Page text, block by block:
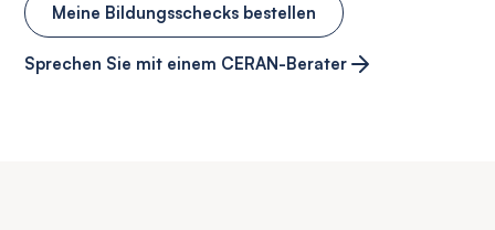
Meine Bildungsschecks bestellen
Sprechen Sie mit einem CERAN-Berater